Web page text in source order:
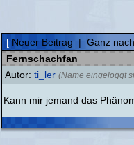
[ Neuer Beitrag | Ganz
Fernschachfan
Autor: ti_ler (Name eingeloggt
Kann mir jemand das